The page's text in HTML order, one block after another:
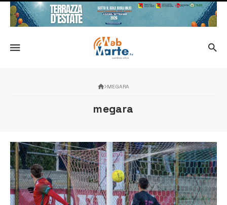
MEGARA
megara